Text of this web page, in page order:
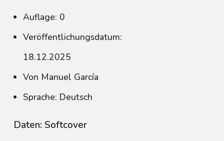
Auflage: 0
Veröffentlichungsdatum:
18.12.2025
Von Manuel García
Sprache: Deutsch
Daten: Softcover